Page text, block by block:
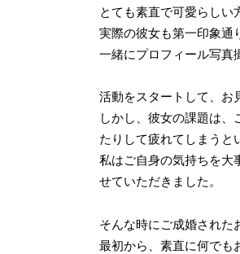
とても素直で可愛らしい
実際の彼女も第一印象通
一緒にプロフィール写真
活動をスタートして、お
しかし、彼女の課題は
たりして疲れてしまうと
私はご自身の気持ちを大
せていただきました。
そんな時にご成婚された
最初から、素直に何でも